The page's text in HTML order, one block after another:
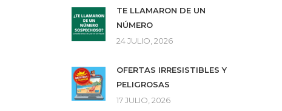
TE LLAMARON DE UN
NÚMERO
24 JULIO, 2026
OFERTAS IRRESISTIBLES Y
PELIGROSAS
17 JULIO, 2026